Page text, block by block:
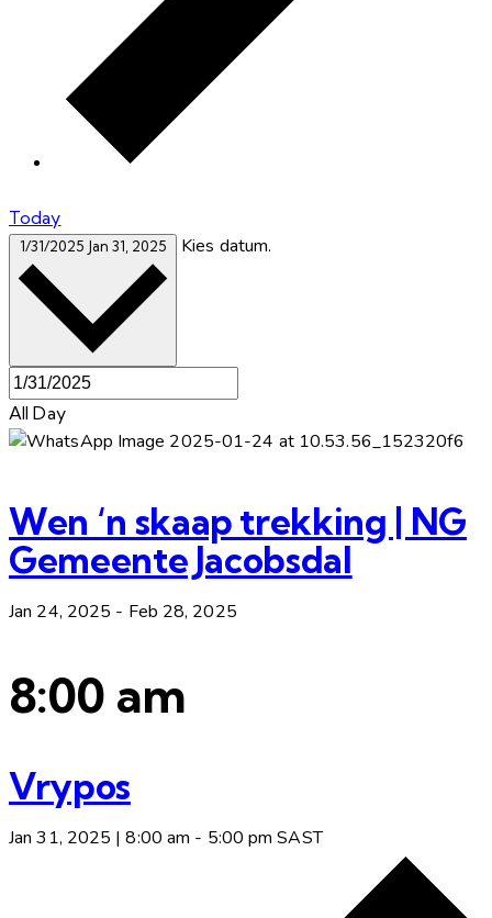
Today
1/31/2025 Jan 31, 2025 Kies datum.
All Day
Wen ‘n skaap trekking | NG
Gemeente Jacobsdal
Jan 24, 2025 - Feb 28, 2025
8:00 am
Vrypos
Jan 31, 2025 | 8:00 am - 5:00 pm SAST